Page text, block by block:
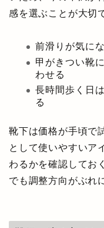
感を選ぶことが大切
前滑りが気に
甲がきつい靴
わせる
長時間歩く日
る
靴下は価格が手頃で
として使いやすいア
わるかを確認してお
でも調整方向がぶれ